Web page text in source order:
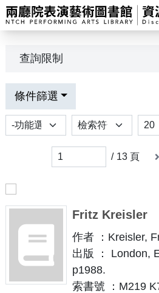
查詢限制
條件篩選
功能選項 排序
/ 13 頁
Fritz Kreisler
作者 ：Kreisler,
出版 ： London,
p1988.
索書號 ：M219